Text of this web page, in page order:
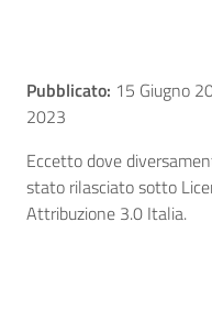
Pubblicato: 15 Giugno
2023
Eccetto dove
stato rilasciato sotto
Attribuzione 3.0 Italia.